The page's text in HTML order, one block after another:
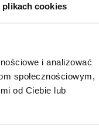
plikach cookies
i analizować
społecznościowym,
od Ciebie lub
Jakub
Wólczańskiej 143,
sąd rejestrowy:
która jest